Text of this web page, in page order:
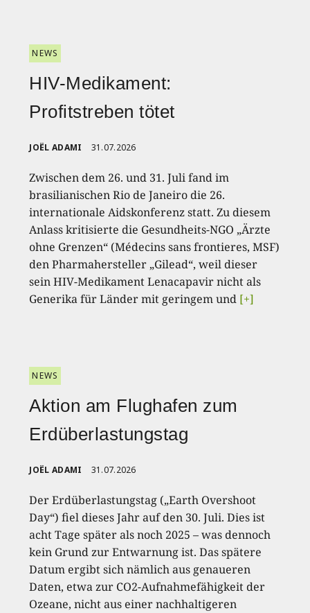
NEWS
HIV-Medikament:
Profitstreben tötet
JOËL ADAMI 31.07.2026
Zwischen dem 26. und 31. Juli fand im
brasilianischen Rio de Janeiro die 26.
internationale Aidskonferenz statt. Zu diesem
Anlass kritisierte die Gesundheits-NGO „Ärzte
ohne Grenzen“ (Médecins sans frontieres, MSF)
den Pharmahersteller „Gilead“, weil dieser
sein HIV-Medikament Lenacapavir nicht als
Generika für Länder mit geringem und [+]
NEWS
Aktion am Flughafen zum
Erdüberlastungstag
JOËL ADAMI 31.07.2026
Der Erdüberlastungstag („Earth Overshoot
Day“) fiel dieses Jahr auf den 30. Juli. Dies ist
acht Tage später als noch 2025 – was dennoch
kein Grund zur Entwarnung ist. Das spätere
Datum ergibt sich nämlich aus genaueren
Daten, etwa zur CO2-Aufnahmefähigkeit der
Ozeane, nicht aus einer nachhaltigeren